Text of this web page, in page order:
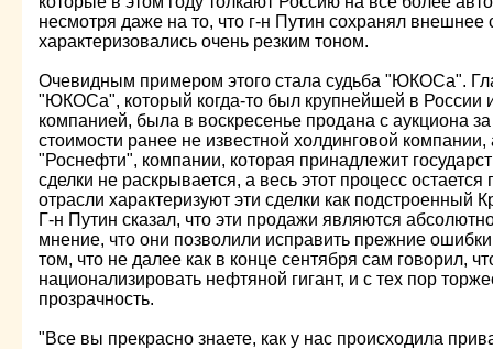
несмотря даже на то, что г-н Путин сохранял внешнее
характеризовались очень резким тоном.
Очевидным примером этого стала судьба "ЮКОСа".
"ЮКОСа", который когда-то был крупнейшей в России
компанией, была в воскресенье продана с аукциона
стоимости ранее не известной холдинговой
"Роснефти", компании, которая принадлежит
сделки не раскрывается, а весь этот процесс
отрасли характеризуют эти сделки как подстроенный
Г-н Путин сказал, что эти продажи являются
мнение, что они позволили исправить прежние
том, что не далее как в конце сентября сам говорил,
национализировать нефтяной гигант, и с тех пор
прозрачность.
"Все вы прекрасно знаете, как у нас происходила